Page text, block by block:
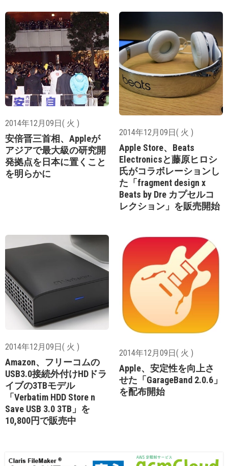
2014年12月09日( 火 )
安倍晋三首相、Appleが
アジアで最大級の研究開
発拠点を日本に置くこと
を明らかに
2014年12月09日( 火 )
Apple Store、Beats
Electronicsと藤原ヒロシ
氏がコラボレーションし
た「fragment design x
Beats by Dre カプセルコ
レクション」を販売開始
2014年12月09日( 火 )
Amazon、フリーコムの
USB3.0接続外付けHDドラ
イブの3TBモデル
「Verbatim HDD Store n
Save USB 3.0 3TB」を
10,800円で販売中
2014年12月09日( 火 )
Apple、安定性を向上さ
せた「GarageBand 2.0.6」
を配布開始